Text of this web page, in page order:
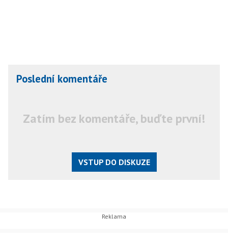
Poslední komentáře
Zatím bez komentáře, buďte první!
VSTUP DO DISKUZE